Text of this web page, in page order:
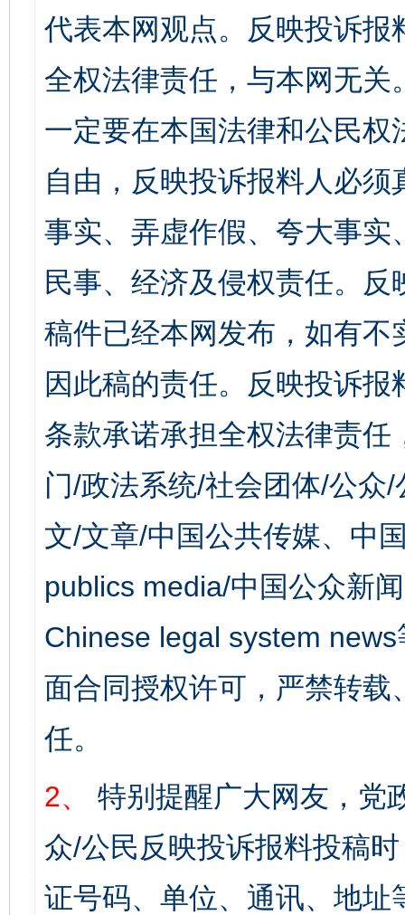
代表本网观点。反映投诉
全权法律责任，与本网无
一定要在本国法律和公民
自由，反映投诉报料人必
事实、弄虚作假、夸大事
民事、经济及侵权责任。
稿件已经本网发布，如有
因此稿的责任。反映投诉
条款承诺承担全权法律责
门/政法系统/社会团体/公众
文/文章/中国公共传媒、中
publics media/中国公众新
Chinese legal system
面合同授权许可，严禁转
任。
2、
特别提醒广大网友，党
众/公民反映投诉报料投稿
证号码、单位、通讯、地